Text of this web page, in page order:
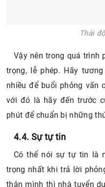
nhiều để buổi phỏng vấn
với đó là hãy đến trước
phút để chuẩn bị những
4.4. Sự tự tin
Có thể nói sự tự tin là
trọng nhất khi trả lời
thân mình thì nhà tuyển
bạn. Chình vì vậy mà
phỏng vấn. Tư tin thể
những vấn đề thắc mắc